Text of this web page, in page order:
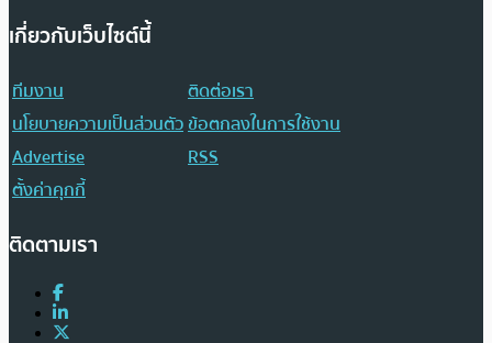
เกี่ยวกับเว็บไซต์นี้
ทีมงาน
ติดต่อเรา
นโยบายความเป็นส่วนตัวข้อตกลงในการใช้งาน
Advertise
RSS
ตั้งค่าคุกกี้
ติดตามเรา